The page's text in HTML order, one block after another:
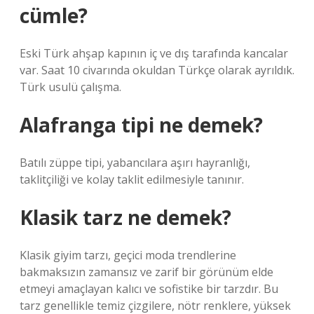
cümle?
Eski Türk ahşap kapının iç ve dış tarafında kancalar
var. Saat 10 civarında okuldan Türkçe olarak ayrıldık.
Türk usulü çalışma.
Alafranga tipi ne demek?
Batılı züppe tipi, yabancılara aşırı hayranlığı,
taklitçiliği ve kolay taklit edilmesiyle tanınır.
Klasik tarz ne demek?
Klasik giyim tarzı, geçici moda trendlerine
bakmaksızın zamansız ve zarif bir görünüm elde
etmeyi amaçlayan kalıcı ve sofistike bir tarzdır. Bu
tarz genellikle temiz çizgilere, nötr renklere, yüksek